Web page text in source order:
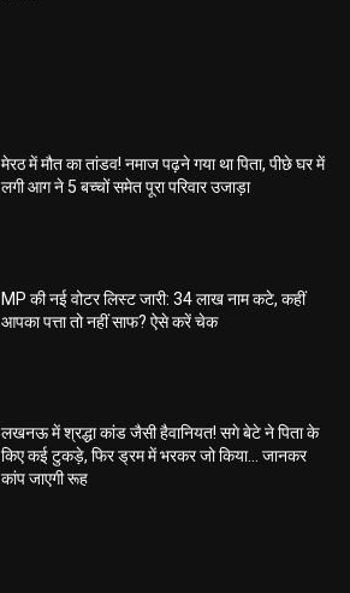
मेरठ में मौत का तांडव! नमाज पढ़ने गया था पिता, पीछे घर में
लगी आग ने 5 बच्चों समेत पूरा परिवार उजाड़ा
MP की नई वोटर लिस्ट जारी: 34 लाख नाम कटे, कहीं
आपका पत्ता तो नहीं साफ? ऐसे करें चेक
लखनऊ में श्रद्धा कांड जैसी हैवानियत! सगे बेटे ने पिता के
किए कई टुकड़े, फिर ड्रम में भरकर जो किया… जानकर
कांप जाएगी रूह